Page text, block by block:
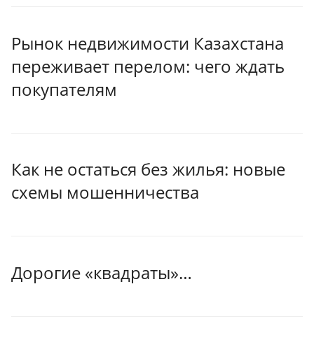
Рынок недвижимости Казахстана
переживает перелом: чего ждать
покупателям
Как не остаться без жилья: новые
схемы мошенничества
Дорогие «квадраты»…